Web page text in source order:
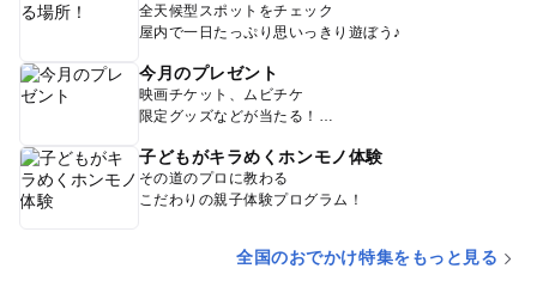
全天候型スポットをチェック
屋内で一日たっぷり思いっきり遊ぼう♪
今月のプレゼント
映画チケット、ムビチケ
限定グッズなどが当たる！
子どもがキラめくホンモノ体験
その道のプロに教わる
こだわりの親子体験プログラム！
全国のおでかけ特集をもっと見る